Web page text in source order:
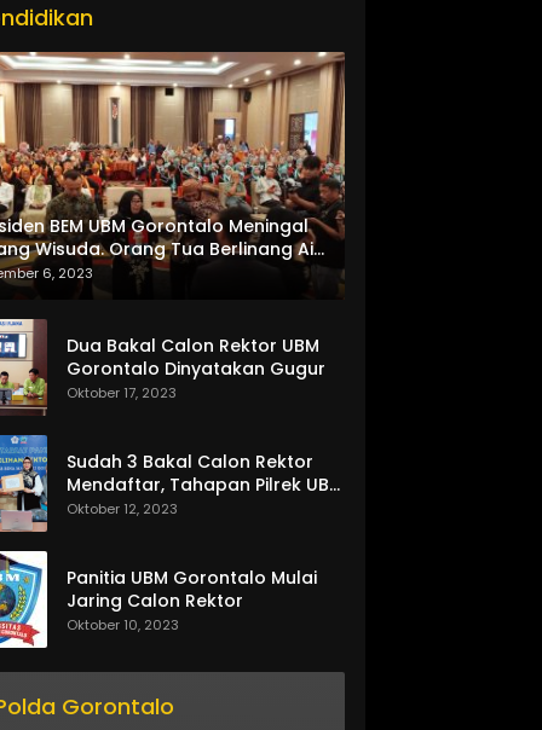
BEM UBM Gorontalo Meningal
Wisuda. Orang Tua Berlinang Air
Menerima SKL dan Pemasangan
6, 2023
Dua Bakal Calon Rektor UBM
Gorontalo Dinyatakan Gugur
Oktober 17, 2023
Sudah 3 Bakal Calon Rektor
Mendaftar, Tahapan Pilrek UBM
Gorontalo Makin Seru
Oktober 12, 2023
Panitia UBM Gorontalo Mulai
Jaring Calon Rektor
Oktober 10, 2023
Gorontalo